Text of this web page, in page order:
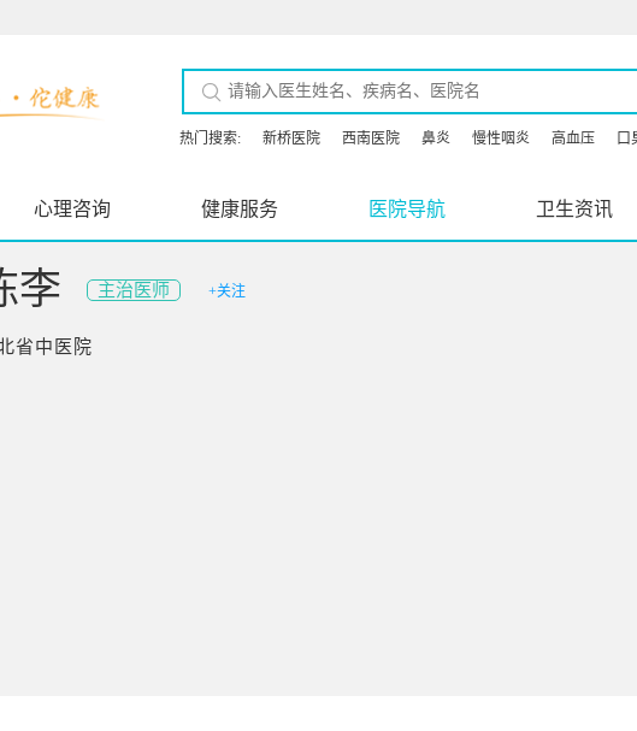
热门搜索: 新桥医院 西南医院 鼻炎 慢性咽炎 高血压 口
心理咨询 健康服务 医院导航 卫生资讯
李 主治医师 +关注
省中医院